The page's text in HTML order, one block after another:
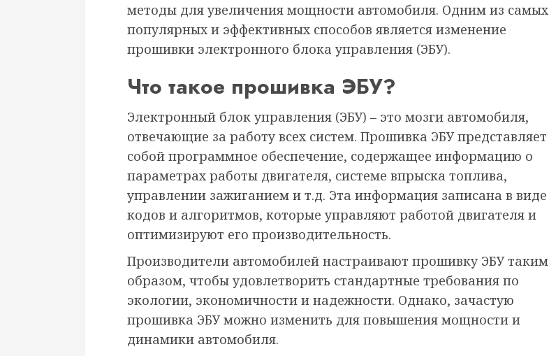
методы для увеличения мощности автомобиля. Одним из самых
популярных и эффективных способов является изменение
прошивки электронного блока управления (ЭБУ).
Что такое прошивка ЭБУ?
Электронный блок управления (ЭБУ) – это мозги автомобиля,
отвечающие за работу всех систем. Прошивка ЭБУ представляет
собой программное обеспечение, содержащее информацию о
параметрах работы двигателя, системе впрыска топлива,
управлении зажиганием и т.д. Эта информация записана в виде
кодов и алгоритмов, которые управляют работой двигателя и
оптимизируют его производительность.
Производители автомобилей настраивают прошивку ЭБУ таким
образом, чтобы удовлетворить стандартные требования по
экологии, экономичности и надежности. Однако, зачастую
прошивка ЭБУ можно изменить для повышения мощности и
динамики автомобиля.